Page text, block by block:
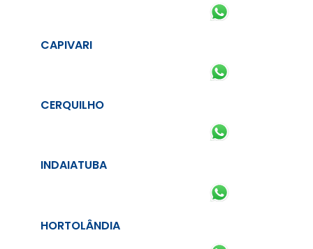
CAPIVARI
CERQUILHO
INDAIATUBA
HORTOLÂNDIA